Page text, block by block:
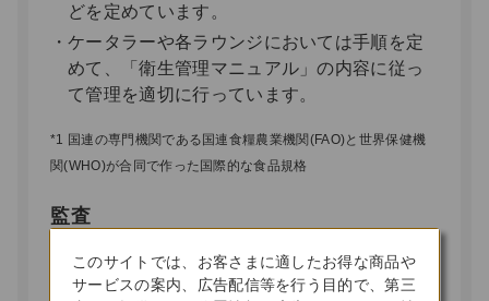
どを定めています。
ケータラーや各ラウンジにおいては手順を定
めて、「衛生管理マニュアル」の内容に従っ
て管理を適切に行っています。
*1 国連の専門機関である国連食糧農業機関(FAO)と世界保健機
関(WHO)が合同で作った国際的な食品規格
監査
品安全管理部門の専門家によるJAL独自の定期
的な衛生監査により、JALブランドにふさわし
このサイトでは、お客さまに適したお得な商品や
サービスの案内、広告配信等を行う目的で、第三